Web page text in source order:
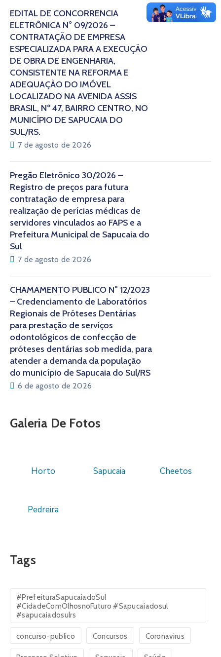
EDITAL DE CONCORRÊNCIA
ELETRÔNICA N° 09/2026 –
CONTRATAÇÃO DE EMPRESA
ESPECIALIZADA PARA A EXECUÇÃO
DE OBRA DE ENGENHARIA,
CONSISTENTE NA REFORMA E
ADEQUAÇÃO DO IMÓVEL
LOCALIZADO NA AVENIDA ASSIS
BRASIL, Nº 47, BAIRRO CENTRO, NO
MUNICÍPIO DE SAPUCAIA DO
SUL/RS.
7 de agosto de 2026
Pregão Eletrônico 30/2026 –
Registro de preços para futura
contratação de empresa para
realização de perícias médicas de
servidores vinculados ao FAPS e a
Prefeitura Municipal de Sapucaia do
Sul
7 de agosto de 2026
CHAMAMENTO PÚBLICO N° 12/2023
– Credenciamento de Laboratórios
Regionais de Próteses Dentárias
para prestação de serviços
odontológicos de confecção de
próteses dentárias sob medida, para
atender a demanda da população
do município de Sapucaia do Sul/RS
6 de agosto de 2026
Galeria De Fotos
Horto Sapucaia Cheetos
Pedreira
Tags
#PrefeituraSapucaiadoSul
#CidadeComOlhosnoFuturo #Sapucaiadosul
#sapucaiadosulrs
concurso-publico Concursos Coronavirus